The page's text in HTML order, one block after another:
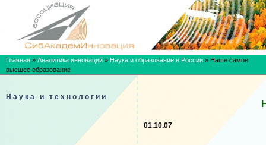
Главная » Аналитика инноваций » Наука и образование в России » Наше самое
высшее образование
Наука и технологии
01.10.07